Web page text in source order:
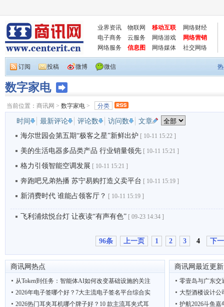
业界资讯 物联网 移动互联
网络财经
电子商务
云服务 网络游戏
网络营销
网络服务
信息图 网络媒体 社交网络
订阅 投稿 微博 微信
数字家电
当前位置： 商讯网 > 数字家电 > 分类
时间 最新评论 评论数 访问数
文章
海尔世园会第五期“极客之星”新鲜出炉 [ 10-11 15:22 ]
美的生活电器多品类产品 行业销量领先 [ 10-11 15:21 ]
格力引领智能空调发展 [ 10-11 15:21 ]
奔跑吧兄弟热播 苏宁易购打造义卖平台 [ 10-11 15:19 ]
新消费时代 谁能占领客厅？ [ 10-11 15:19 ]
飞利浦炫悦台灯 让夜读“有声有色” [ 09-23 14:34 ]
96条 上一页 1 2 3 4 下
商讯网热点
从Token到任务：智能体AI如何改变基础设施的关注
2026年电子签哪个好？7大主流电子签名平台综合实
2026热门耳夹耳机哪个牌子好？10 款主流耳夹式耳
商讯网最近更新
零壹岛与广东交
大型酒楼设计公
护航2026斗鱼